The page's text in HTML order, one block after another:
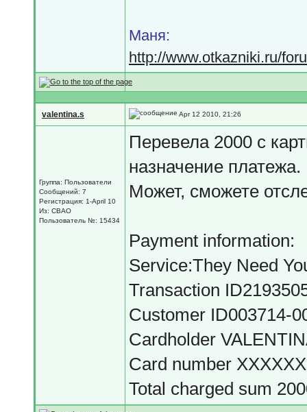
Маня:
http://www.otkazniki.ru/
valentina.s Apr 12 2010, 21:26
Группа: Пользователи
Сообщений: 7
Регистрация: 1-April 10
Из: СВАО
Пользователь №: 15434
Перевела 2000 с
назначение платежа.
Может, сможете
Payment information:
Service:They Need
Transaction
Customer ID003714-
Cardholder
Card number
Total charged sum